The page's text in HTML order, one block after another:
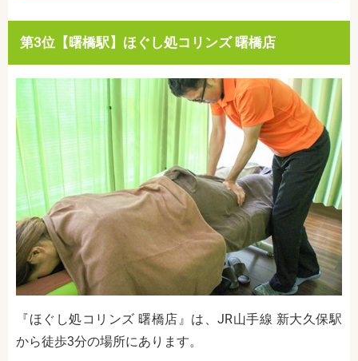
第3位【曙橋駅】ほぐし処コリンズ 曙橋店
『ほぐし処コリンズ 曙橋店』は、JR山手線 新大久保駅
から徒歩3分の場所にあります。